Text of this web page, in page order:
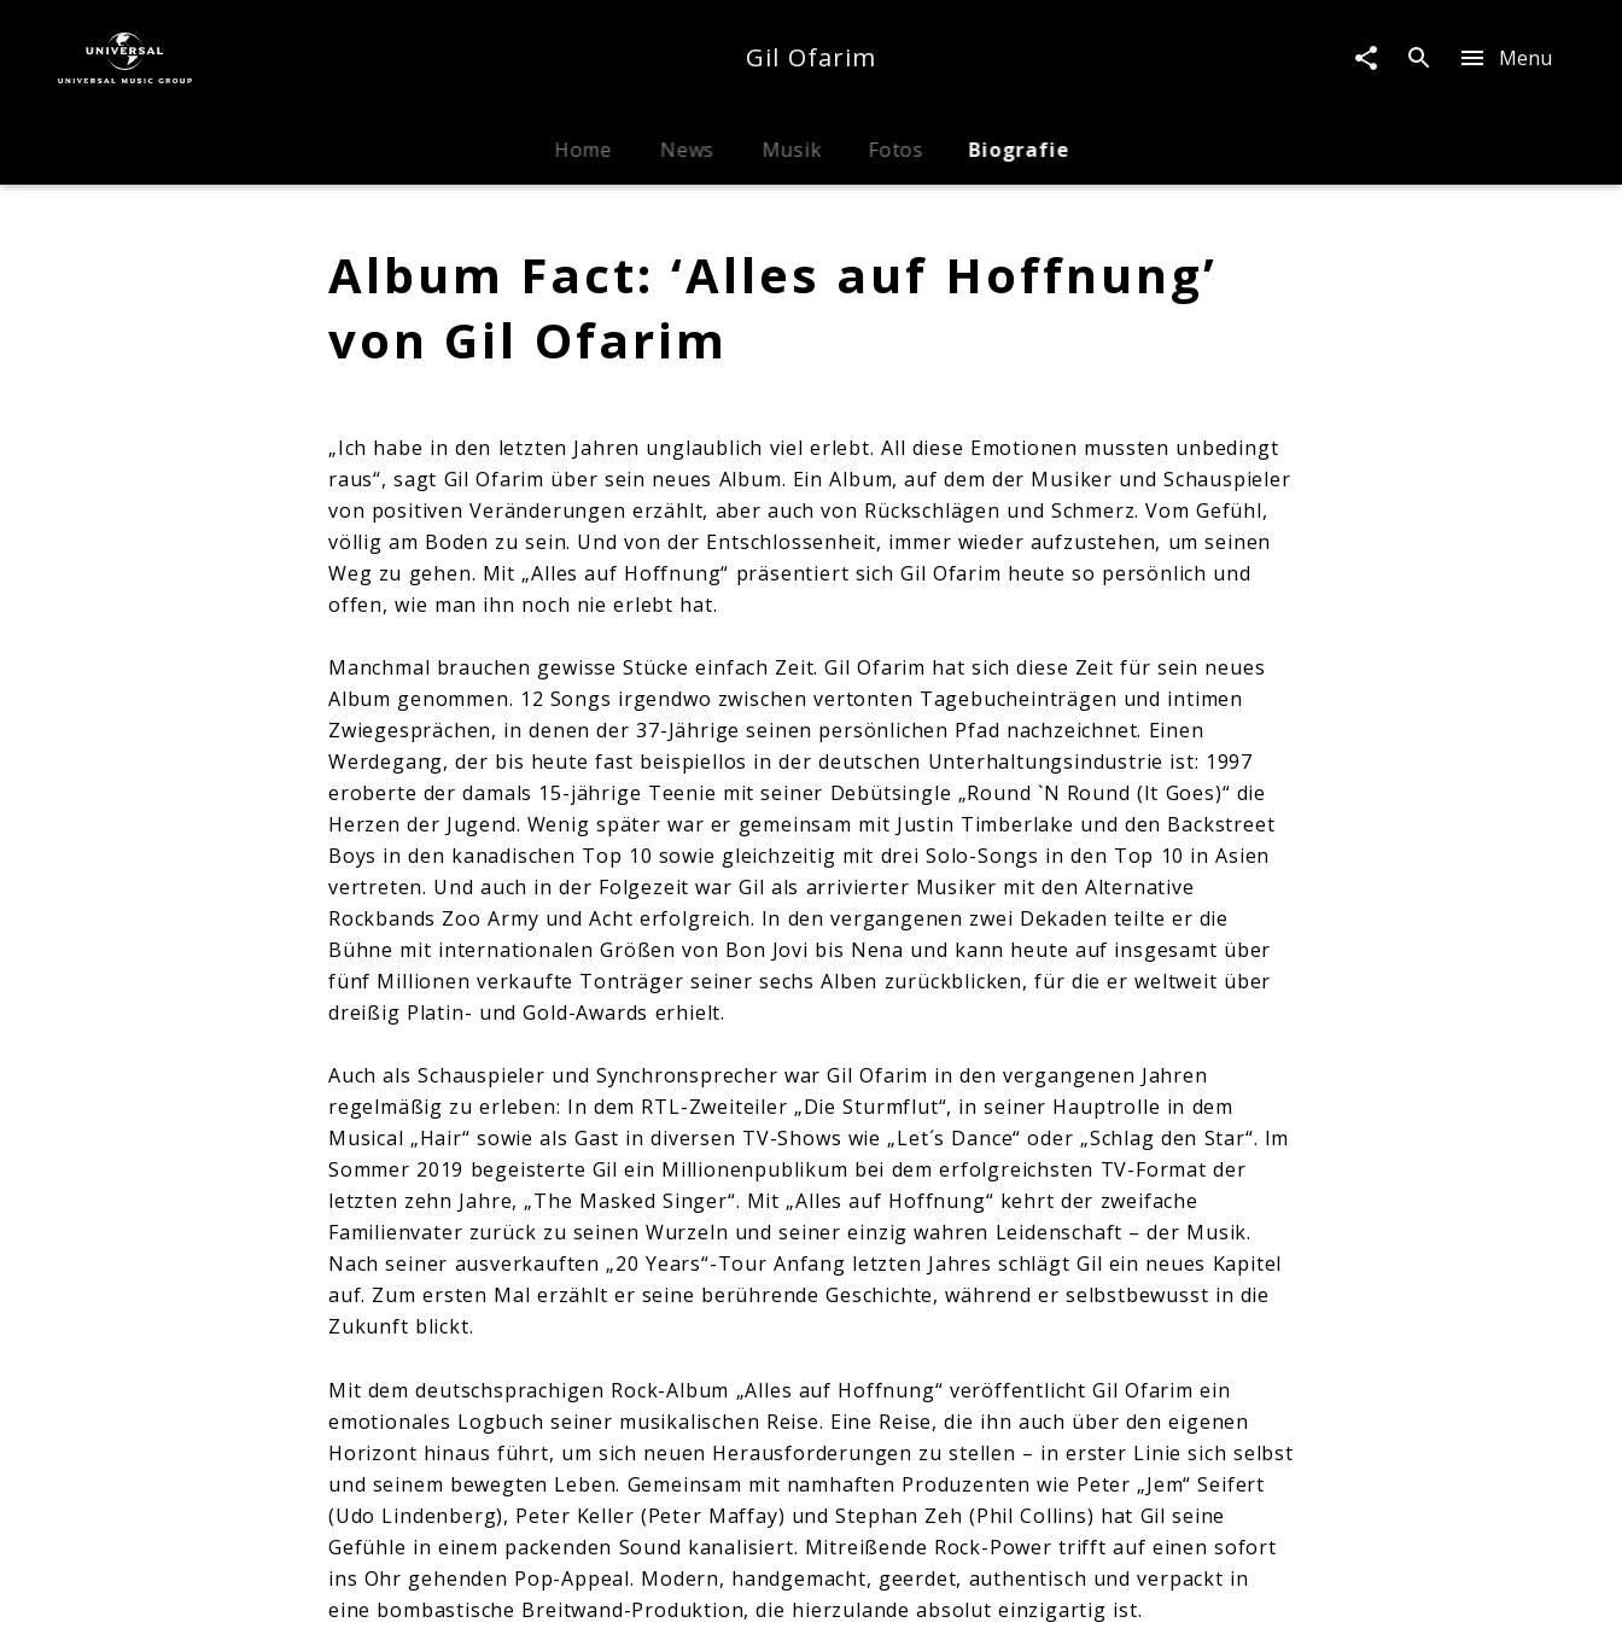
Gil Ofarim Menu
Home News Musik Fotos Biografie
Album Fact: ‘Alles auf Hoffnung’
von Gil Ofarim
„Ich habe in den letzten Jahren unglaublich viel erlebt. All diese Emotionen mussten unbedingt
raus“, sagt Gil Ofarim über sein neues Album. Ein Album, auf dem der Musiker und Schauspieler
von positiven Veränderungen erzählt, aber auch von Rückschlägen und Schmerz. Vom Gefühl,
völlig am Boden zu sein. Und von der Entschlossenheit, immer wieder aufzustehen, um seinen
Weg zu gehen. Mit „Alles auf Hoffnung“ präsentiert sich Gil Ofarim heute so persönlich und
offen, wie man ihn noch nie erlebt hat.
Manchmal brauchen gewisse Stücke einfach Zeit. Gil Ofarim hat sich diese Zeit für sein neues
Album genommen. 12 Songs irgendwo zwischen vertonten Tagebucheinträgen und intimen
Zwiegesprächen, in denen der 37-Jährige seinen persönlichen Pfad nachzeichnet. Einen
Werdegang, der bis heute fast beispiellos in der deutschen Unterhaltungsindustrie ist: 1997
eroberte der damals 15-jährige Teenie mit seiner Debütsingle „Round `N Round (It Goes)“ die
Herzen der Jugend. Wenig später war er gemeinsam mit Justin Timberlake und den Backstreet
Boys in den kanadischen Top 10 sowie gleichzeitig mit drei Solo-Songs in den Top 10 in Asien
vertreten. Und auch in der Folgezeit war Gil als arrivierter Musiker mit den Alternative
Rockbands Zoo Army und Acht erfolgreich. In den vergangenen zwei Dekaden teilte er die
Bühne mit internationalen Größen von Bon Jovi bis Nena und kann heute auf insgesamt über
fünf Millionen verkaufte Tonträger seiner sechs Alben zurückblicken, für die er weltweit über
dreißig Platin- und Gold-Awards erhielt.
Auch als Schauspieler und Synchronsprecher war Gil Ofarim in den vergangenen Jahren
regelmäßig zu erleben: In dem RTL-Zweiteiler „Die Sturmflut“, in seiner Hauptrolle in dem
Musical „Hair“ sowie als Gast in diversen TV-Shows wie „Let´s Dance“ oder „Schlag den Star“. Im
Sommer 2019 begeisterte Gil ein Millionenpublikum bei dem erfolgreichsten TV-Format der
letzten zehn Jahre, „The Masked Singer“. Mit „Alles auf Hoffnung“ kehrt der zweifache
Familienvater zurück zu seinen Wurzeln und seiner einzig wahren Leidenschaft – der Musik.
Nach seiner ausverkauften „20 Years“-Tour Anfang letzten Jahres schlägt Gil ein neues Kapitel
auf. Zum ersten Mal erzählt er seine berührende Geschichte, während er selbstbewusst in die
Zukunft blickt.
Mit dem deutschsprachigen Rock-Album „Alles auf Hoffnung“ veröffentlicht Gil Ofarim ein
emotionales Logbuch seiner musikalischen Reise. Eine Reise, die ihn auch über den eigenen
Horizont hinaus führt, um sich neuen Herausforderungen zu stellen – in erster Linie sich selbst
und seinem bewegten Leben. Gemeinsam mit namhaften Produzenten wie Peter „Jem“ Seifert
(Udo Lindenberg), Peter Keller (Peter Maffay) und Stephan Zeh (Phil Collins) hat Gil seine
Gefühle in einem packenden Sound kanalisiert. Mitreißende Rock-Power trifft auf einen sofort
ins Ohr gehenden Pop-Appeal. Modern, handgemacht, geerdet, authentisch und verpackt in
eine bombastische Breitwand-Produktion, die hierzulande absolut einzigartig ist.